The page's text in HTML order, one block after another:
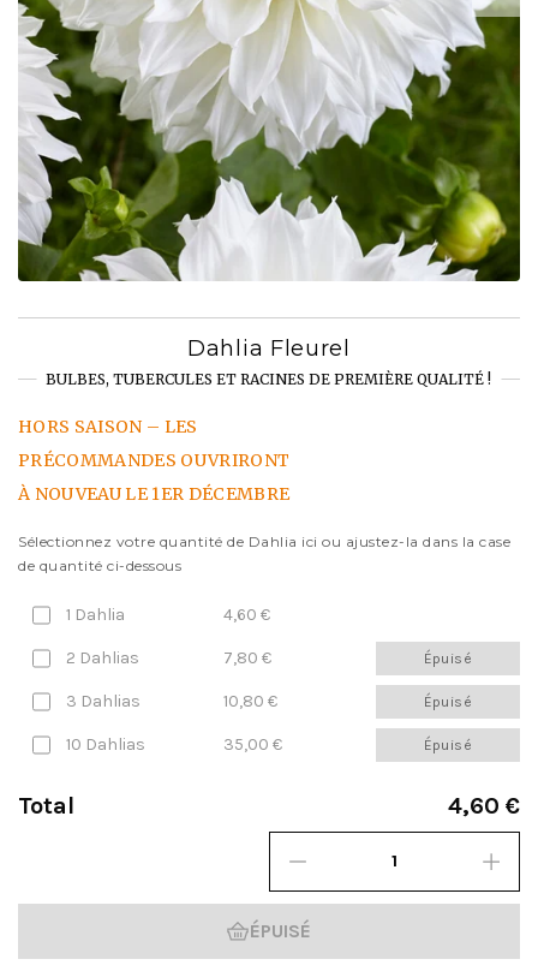
Dahlia Fleurel
BULBES, TUBERCULES ET RACINES DE PREMIÈRE QUALITÉ !
HORS SAISON – LES
PRÉCOMMANDES OUVRIRONT
À NOUVEAU LE 1ER DÉCEMBRE
Sélectionnez votre quantité de Dahlia ici ou ajustez-la dans la case
de quantité ci-dessous
1 Dahlia 4,60 €
2 Dahlias 7,80 € Épuisé
3 Dahlias 10,80 € Épuisé
10 Dahlias 35,00 € Épuisé
Total 4,60 €
ÉPUISÉ